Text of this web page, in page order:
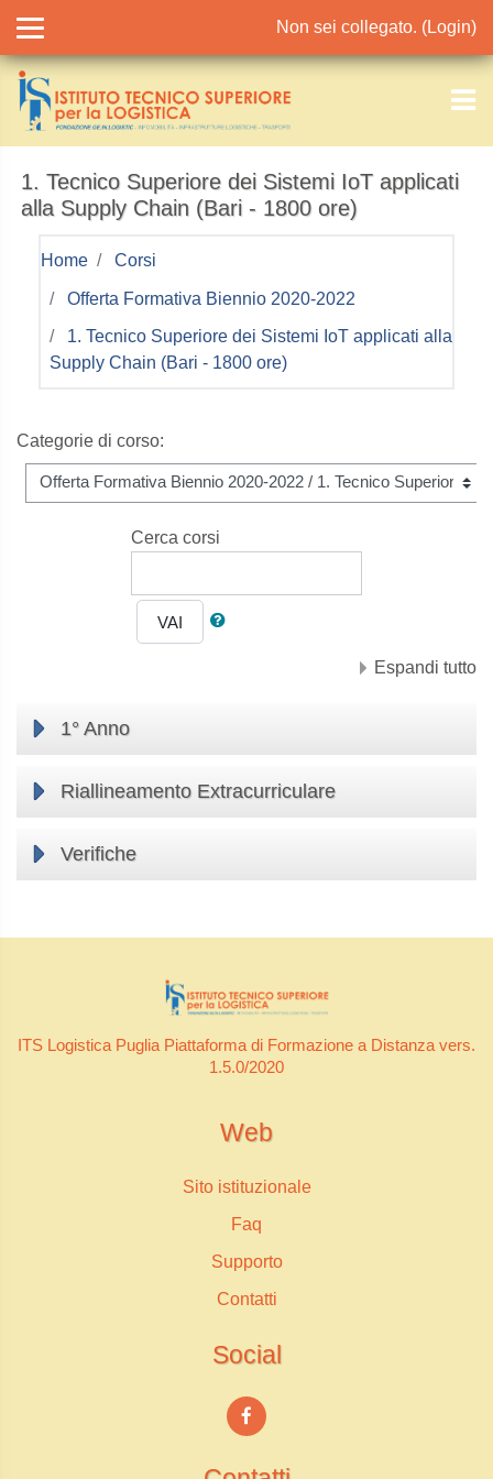
Non sei collegato. (Login)
1. Tecnico Superiore dei Sistemi IoT applicati
alla Supply Chain (Bari - 1800 ore)
Home Corsi
Offerta Formativa Biennio 2020-2022
1. Tecnico Superiore dei Sistemi IoT applicati alla
Supply Chain (Bari - 1800 ore)
Categorie di corso:
Cerca corsi
VAI
Espandi tutto
1° Anno
Riallineamento Extracurriculare
Verifiche
ITS Logistica Puglia Piattaforma di Formazione a Distanza vers.
1.5.0/2020
Web
Sito istituzionale
Faq
Supporto
Contatti
Social